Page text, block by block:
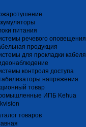
питания
речевого оповещения
продукция
для прокладки кабеля
контроля доступа
напряжения
товар
ИПБ Kehua
товаров